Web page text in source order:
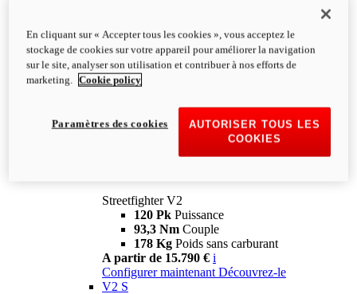
Streetfighter V2
120 Pk Puissance
93,3 Nm Couple
178 Kg Poids sans carburant
A partir de 15.790 € i
Configurer maintenant Découvrez-le
V2 S
En cliquant sur « Accepter tous les cookies », vous acceptez le
stockage de cookies sur votre appareil pour améliorer la navigation
sur le site, analyser son utilisation et contribuer à nos efforts de
marketing.
Cookie policy
AUTORISER TOUS LES
COOKIES
Paramètres des cookies